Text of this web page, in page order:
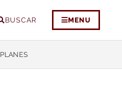
BUSCAR MENU
PLANES